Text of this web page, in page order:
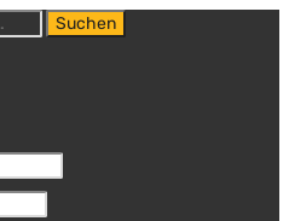
Suchen